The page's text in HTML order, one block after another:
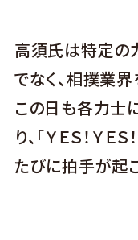
高須氏は特定の
でなく、相撲業
この日も各力士
り、「ＹＥＳ！Ｙ
たびに拍手が起